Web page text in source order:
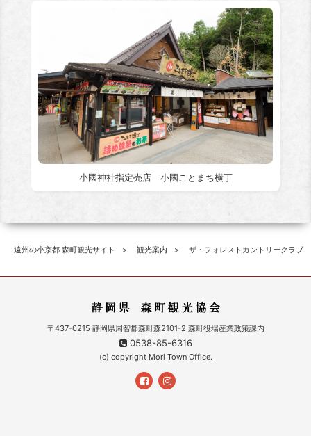
小國神社指定売店 小國ことまち横丁
遠州の小京都 森町観光サイト 観光案内 ザ・フォレストカントリークラブ
〒437-0215 静岡県周智郡森町森2101-2 森町役場産業政策課内
0538-85-6316
(c) copyright Mori Town Office.